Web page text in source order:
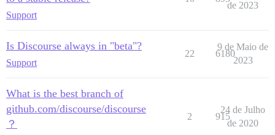
Support
de 2023
Is Discourse always in "beta"?
Support
22 6180
9 de Maio de
2023
What is the best branch of
github.com/discourse/discourse
？
2 915
24 de Julho
de 2020